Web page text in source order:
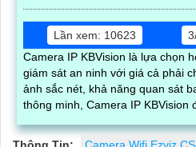
Lần xem: 10623
Camera IP KBVision là lựa chọn
giám sát an ninh với giá cả phải chăng. Với chất
ảnh sắc nét, khả năng quan sát
thông minh, Camera IP KBVision